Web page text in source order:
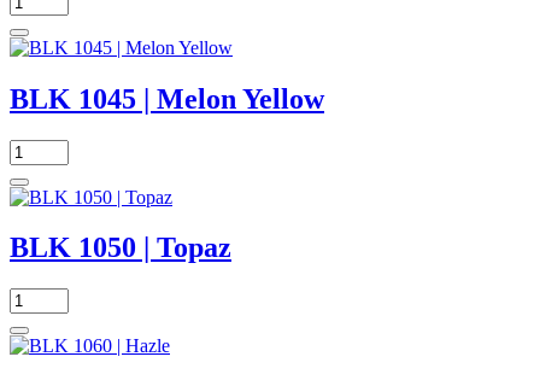
BLK 1045 | Melon Yellow
BLK 1050 | Topaz